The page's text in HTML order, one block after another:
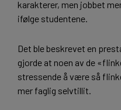
karakterer, men jobbet
ifølge studentene.
Det ble beskrevet en
gjorde at noen av de
stressende å være så
mer faglig selvtillit.